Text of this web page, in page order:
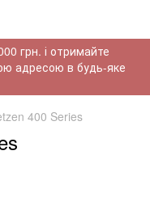
грн. і отримайте
адресою в будь-яке
400 Series